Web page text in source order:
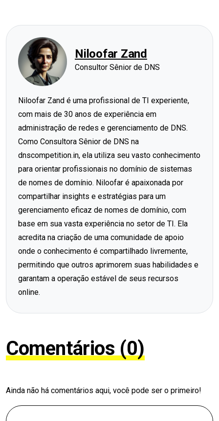
Niloofar Zand
Consultor Sênior de DNS
Niloofar Zand é uma profissional de TI experiente,
com mais de 30 anos de experiência em
administração de redes e gerenciamento de DNS.
Como Consultora Sênior de DNS na
dnscompetition.in, ela utiliza seu vasto conhecimento
para orientar profissionais no domínio de sistemas
de nomes de domínio. Niloofar é apaixonada por
compartilhar insights e estratégias para um
gerenciamento eficaz de nomes de domínio, com
base em sua vasta experiência no setor de TI. Ela
acredita na criação de uma comunidade de apoio
onde o conhecimento é compartilhado livremente,
permitindo que outros aprimorem suas habilidades e
garantam a operação estável de seus recursos
online.
Comentários (0)
Ainda não há comentários aqui, você pode ser o primeiro!